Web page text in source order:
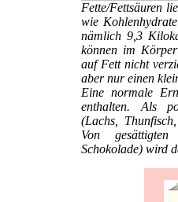
Fette/Fettsäuren
wie
nämlich 9,3
können im
auf Fett nicht
aber nur einen
Eine normale
enthalten. Als
(Lachs,
Von gesättigten
Schokolade) wird